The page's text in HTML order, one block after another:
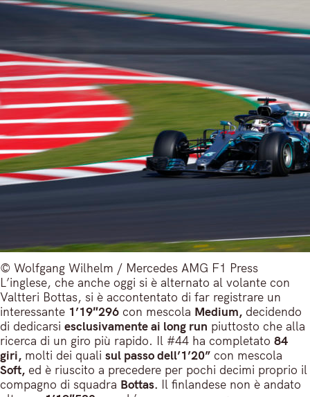
© Wolfgang Wilhelm / Mercedes AMG F1 Press
L’inglese, che anche oggi si è alternato al volante con
Valtteri Bottas, si è accontentato di far registrare un
interessante 1’19″296 con mescola Medium, decidendo
di dedicarsi esclusivamente ai long run piuttosto che alla
ricerca di un giro più rapido. Il #44 ha completato 84
giri, molti dei quali sul passo dell’1’20” con mescola
Soft, ed è riuscito a precedere per pochi decimi proprio il
compagno di squadra Bottas. Il finlandese non è andato